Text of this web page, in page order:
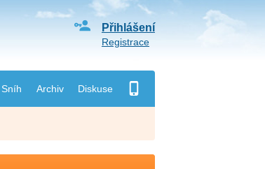
Sníh Archiv Diskuse
Přihlášení
Registrace